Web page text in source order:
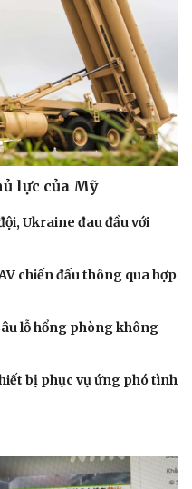
Công nghệ
Tin Công nghệ
Trải nghiệm
Chuyển đổi số
lực của Mỹ
Ukraine đau đầu với
chiến đấu thông qua hợp
lỗ hổng phòng không
bị phục vụ ứng phó tình